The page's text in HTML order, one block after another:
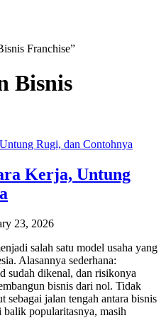
Franchise”
Bisnis
Kerja, Untung
23, 2026
salah satu model usaha yang
Alasannya sederhana:
sudah dikenal, dan risikonya
bisnis dari nol. Tidak
sebagai jalan tengah antara bisnis
popularitasnya, masih